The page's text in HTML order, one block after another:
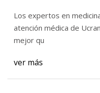
oleadas de
ayudar a
Los expertos en
atención médica de
mejor qu
ver más